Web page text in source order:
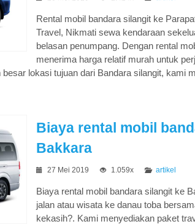
Rental mobil bandara silangit ke
Travel, Nikmati sewa kendaraan
belasan penumpang. Dengan rental
menerima harga relatif murah untuk
lokasi tujuan dari Bandara silangit, kami
Biaya rental mobil
Bakkara
27 Mei 2019 1.059x artikel
Biaya rental mobil bandara silangit ke
jalan atau wisata ke danau toba
kekasih?. Kami menyediakan paket